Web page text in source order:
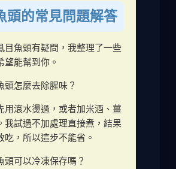
頭的常見問題解答
目魚頭有疑問，我整理了一些
望能幫到你。
頭怎麼去除腥味？
用滾水燙過，或者加米酒、薑
我試過不加處理直接煮，結果
吃，所以這步不能省。
頭可以冷凍保存嗎？